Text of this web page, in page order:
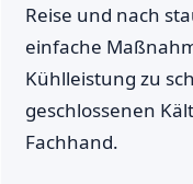
Reise und nach
einfache
Kühlleistung zu
geschlossenen
Fachhand.